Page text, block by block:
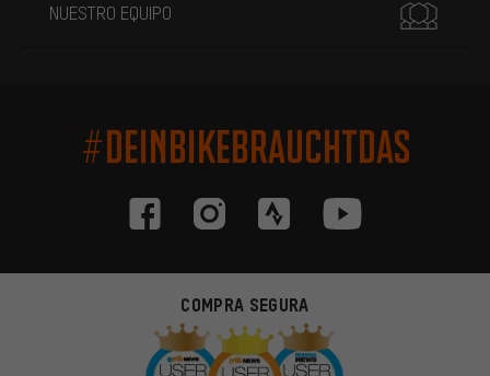
NUESTRO EQUIPO
#DEINBIKEBRAUCHTDAS
COMPRA SEGURA